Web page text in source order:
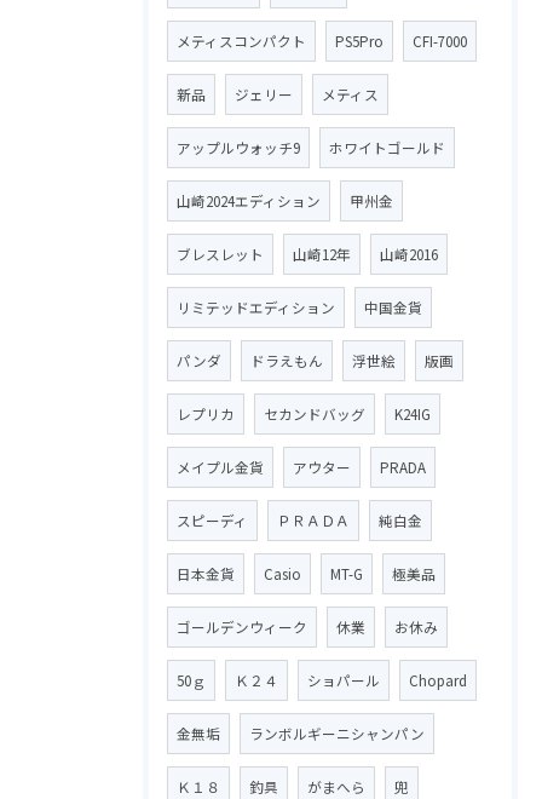
メティスコンパクト PS5Pro CFI-7000
新品 ジェリー メティス
アップルウォッチ9 ホワイトゴールド
山崎2024エディション 甲州金
ブレスレット 山崎12年 山崎2016
リミテッドエディション 中国金貨
パンダ ドラえもん 浮世絵 版画
レプリカ セカンドバッグ K24IG
メイプル金貨 アウター PRADA
スピーディ ＰＲＡＤＡ 純白金
日本金貨 Casio MT-G 極美品
ゴールデンウィーク 休業 お休み
50ｇ Ｋ２４ ショパール Chopard
金無垢 ランボルギーニシャンパン
Ｋ１８ 釣具 がまへら 兜